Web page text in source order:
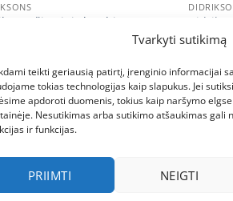
Tvarkyti sutikimą
teikti geriausią patirtį, įrenginio informacijai
tokias technologijas kaip slapukus. Jei
apdoroti duomenis, tokius kaip naršymo
Nesutikimas arba sutikimo atšaukimas gali
ir funkcijas.
PRIIMTI NEIGTI
žieminis kombinezonas –
KDS COVER 2 – Petrol
vietoje)
159.00